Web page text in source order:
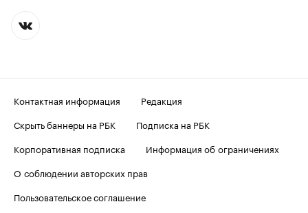
Контактная информация
Редакция
Скрыть баннеры на РБК
Подписка на РБК
Корпоративная подписка
Информация об ограничениях
О соблюдении авторских прав
Пользовательское соглашение